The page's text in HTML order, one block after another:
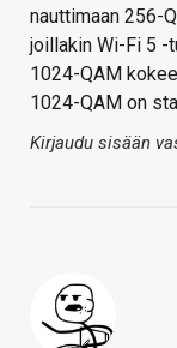
nauttimaan 256-
joillakin Wi-Fi 5 -
1024-QAM
1024-QAM on
Kirjaudu sisään